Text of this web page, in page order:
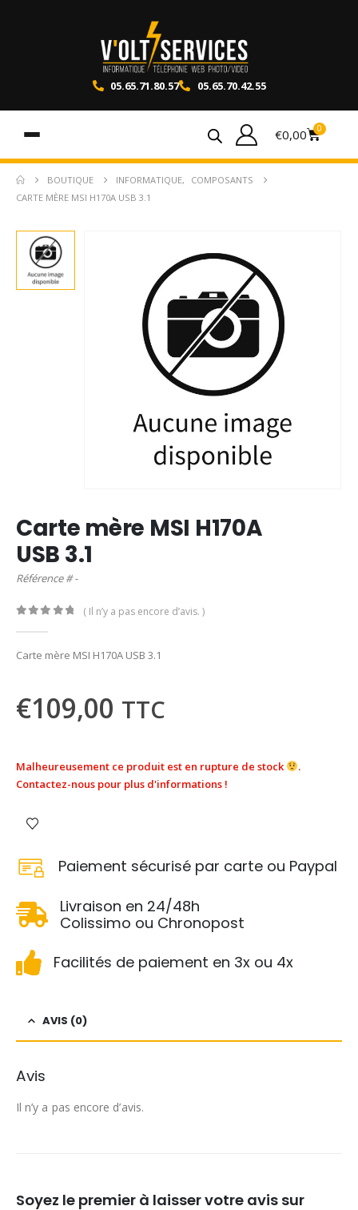
05.65.71.80.57 05.65.70.42.55
€0,00 0
BOUTIQUE INFORMATIQUE,
COMPOSANTS
CARTE MÈRE MSI H170A USB 3.1
Carte mère MSI H170A
USB 3.1
Référence # -
( Il n’y a pas encore d’avis. )
Carte mère MSI H170A USB 3.1
€109,00 TTC
Malheureusement ce produit est en rupture de stock
.
Contactez-nous pour plus d'informations !
Paiement sécurisé par carte ou Paypal
Livraison en 24/48h
Colissimo ou Chronopost
Facilités de paiement en 3x ou 4x
AVIS (0)
Avis
Il n’y a pas encore d’avis.
Soyez le premier à laisser votre avis sur